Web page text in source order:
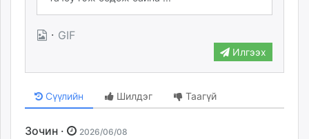
· GIF
Илгээх
Сүүлийн Шилдэг Таагүй
Зочин · 2026/06/08